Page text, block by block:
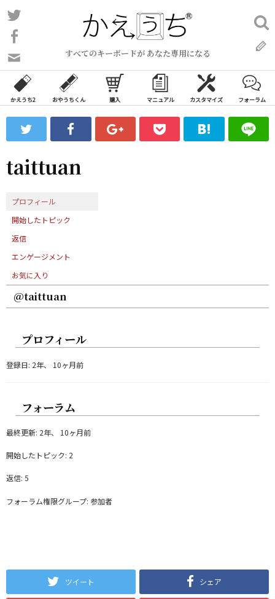
コ
ン
ン
ツ
ス
ッ
すべてのキーボードが あなた専用になる
い
合
わ
フ
ォ
ム
検
索:
かえうち2 おやうちくん 購入 マニュアル カスタマイズ フォーラム
taittuan
プロフィール
開始したトピック
返信
エンゲージメント
お気に入り
@taittuan
プロフィール
登録日: 2年、 10ヶ月前
フォーラム
最終更新: 2年、 10ヶ月前
開始したトピック: 2
返信: 5
フォーラム権限グループ: 参加者
ツイート シェア